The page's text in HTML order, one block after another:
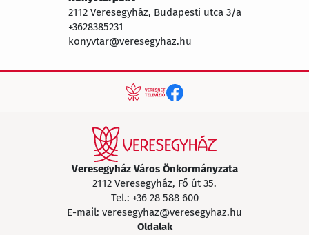
2112 Veresegyház, Budapesti utca 3/a
+3628385231
konyvtar@veresegyhaz.hu
Veresegyház Város Önkormányzata
2112 Veresegyház, Fő út 35.
Tel.: +36 28 588 600
E-mail: veresegyhaz@veresegyhaz.hu
Oldalak